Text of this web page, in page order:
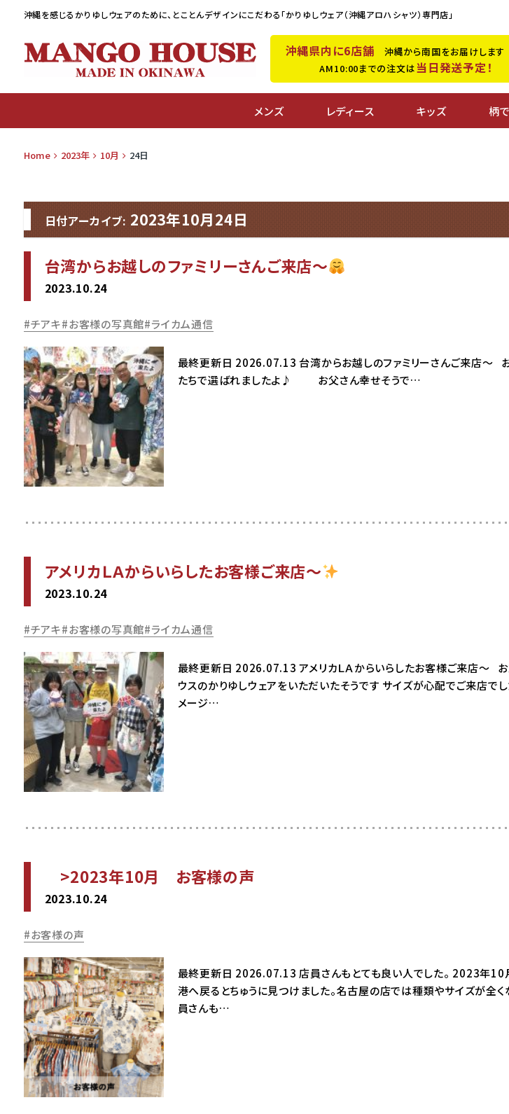
沖縄を感じるかりゆしウェアのために、 とことんデザインにこだわる「かりゆしウェア（沖縄アロハシャツ）専門店」
沖縄県内に6店舗 沖縄から南国をお届けします
AM10:00までの注文は当日発送予定！
メンズ レディース キッズ 柄
Home 2023年 10月 24日
日付アーカイブ: 2023年10月24日
台湾からお越しのファミリーさんご来店〜
2023.10.24
チアキ お客様の写真館 ライカム通信
最終更新日 2026.07.13 台湾からお越しのファミリーさんご来店〜
たちで選ばれましたよ♪ お父さん幸せそうで…
アメリカＬＡからいらしたお客様ご来店〜
2023.10.24
チアキ お客様の写真館 ライカム通信
最終更新日 2026.07.13 アメリカＬＡからいらしたお客様ご来店〜 お
ウスのかりゆしウェアをいただいたそうです サイズが心配でご来店で
メージ…
>2023年10月 お客様の声
2023.10.24
お客様の声
最終更新日 2026.07.13 店員さんもとても良い人でした。 2023
港へ戻るとちゅうに見つけました。名古屋の店では種類やサイズが全く
員さんも…